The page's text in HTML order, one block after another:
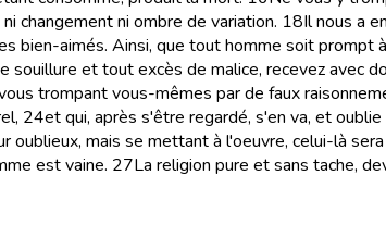
changement ni ombre de variation. 18Il nous a
bien-aimés. Ainsi, que tout homme soit prompt
souillure et tout excès de malice, recevez avec
trompant vous-mêmes par de faux
24et qui, après s'être regardé, s'en va, et
mais se mettant à l'oeuvre, celui-là
est vaine. 27La religion pure et sans tache,